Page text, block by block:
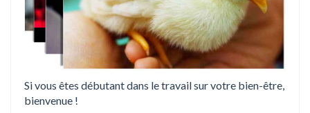
Si vous êtes débutant dans le travail sur votre bien-être,
bienvenue !